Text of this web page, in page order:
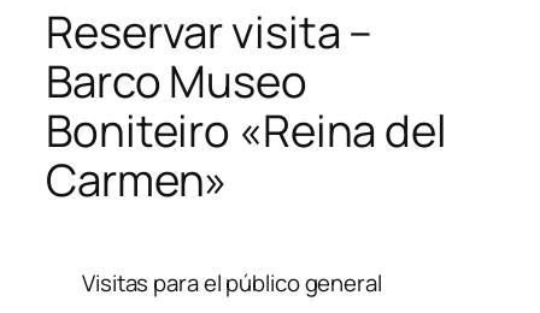
Reservar visita –
Barco Museo
Boniteiro «Reina del
Carmen»
Visitas para el público general